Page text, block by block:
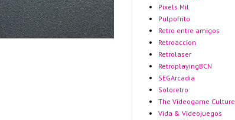
Pixels Mil
Pulpofrito
Retro entre amigos
Retroaccion
Retrolaser
RetroplayingBCN
SEGArcadia
Soloretro
The Videogame Culture
Vida & Videojuegos